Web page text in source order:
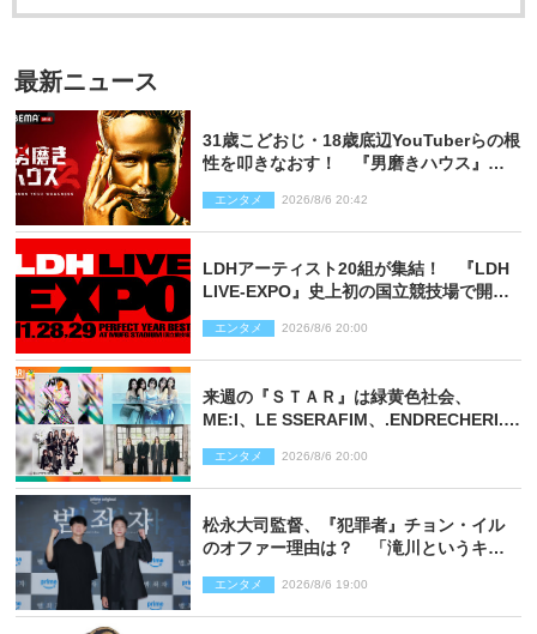
最新ニュース
31歳こどおじ・18歳底辺YouTuberらの根
性を叩きなおす！ 『男磨きハウス』第2
エンタメ 2026/8/6 20:42
LDHアーティスト20組が集結！ 『LDH
LIVE‐EXPO』史上初の国立競技場で開催
エンタメ 2026/8/6 20:00
来週の『ＳＴＡＲ』は緑黄色社会、
ME:I、LE SSERAFIM、.ENDRECHERI.が
エンタメ 2026/8/6 20:00
松永大司監督、『犯罪者』チョン・イル
のオファー理由は？ 「滝川というキャ
かった」
エンタメ 2026/8/6 19:00